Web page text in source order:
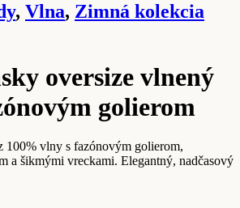
, Vlna, Zimná kolekcia
oversize vlnený
golierom
100% vlny s fazónovým golierom,
a šikmými vreckami. Elegantný, nadčasový